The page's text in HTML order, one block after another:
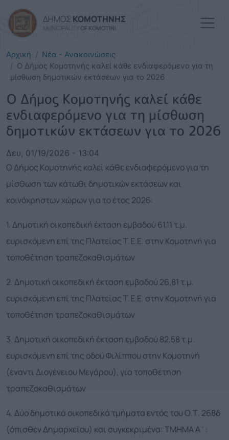
ΔΗΜΟΣ ΚΟΜΟΤΗΝΗΣ
MUNICIPALITY OF KOMOTINI
Αρχική
Νέα - Ανακοινώσεις
Ο Δήμος Κομοτηνής καλεί κάθε ενδιαφερόμενο για τη
μίσθωση δημοτικών εκτάσεων για το 2026
Ο Δήμος Κομοτηνής καλεί κάθε
ενδιαφερόμενο για τη μίσθωση
δημοτικών εκτάσεων για το 2026
Δευ, 01/19/2026 - 13:04
Ο Δήμος Κομοτηνής καλεί κάθε ενδιαφερόμενο για τη
μίσθωση των κάτωθι δημοτικών εκτάσεων και
κοινόχρηστων χώρων για το έτος 2026:
1. Δημοτική οικοπεδική έκταση εμβαδού 61,11 τ.μ.
ευρισκόμενη επί της Πλατείας Τ.Ε.Ε. στην Κομοτηνή για
τοποθέτηση τραπεζοκαθισμάτων
2. Δημοτική οικοπεδική έκταση εμβαδού 26,81 τ.μ.
ευρισκόμενη επί της Πλατείας Τ.Ε.Ε. στην Κομοτηνή για
τοποθέτηση τραπεζοκαθισμάτων
3. Δημοτική οικοπεδική έκταση εμβαδού 82,58 τ.μ.
ευρισκόμενη επί της οδού Φιλίππου στην Κομοτηνή
(έναντι Διογένειου Μεγάρου), για τοποθέτηση
τραπεζοκαθισμάτων
4. Δύο δημοτικά οικοπεδικά τμήματα εντός του Ο.Τ. 268δ
(όπισθεν Δημαρχείου) και συγκεκριμένα: ΤΜΗΜΑ Α΄: